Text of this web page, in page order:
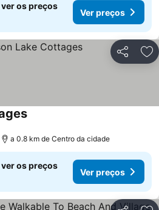
os preços
Ver preços
Partilhar
a 0.8 km de Centro da cidade
os preços
Ver preços